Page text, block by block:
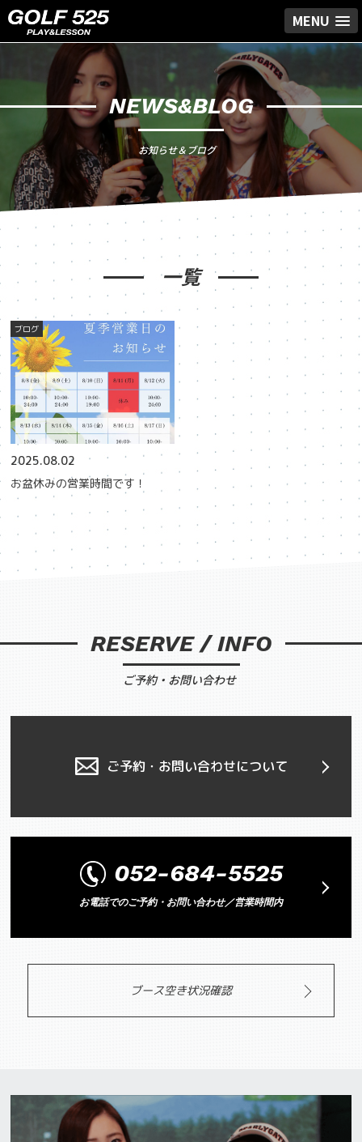
MENU
NEWS&BLOG
お知らせ＆ブログ
一覧
ブログ
2025.08.02
お盆休みの営業時間です！
RESERVE / INFO
ご予約・お問い合わせ
ご予約・お問い合わせについて
052-684-5525
お電話でのご予約・お問い合わせ／営業時間内
ブース空き状況確認